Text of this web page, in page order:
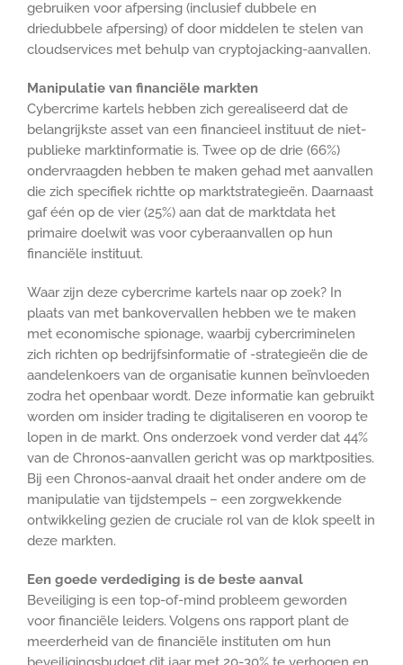
gebruiken voor afpersing (inclusief dubbele en
driedubbele afpersing) of door middelen te stelen van
cloudservices met behulp van cryptojacking-aanvallen.
Manipulatie van financiële markten
Cybercrime kartels hebben zich gerealiseerd dat de
belangrijkste asset van een financieel instituut de niet-
publieke marktinformatie is. Twee op de drie (66%)
ondervraagden hebben te maken gehad met aanvallen
die zich specifiek richtte op marktstrategieën. Daarnaast
gaf één op de vier (25%) aan dat de marktdata het
primaire doelwit was voor cyberaanvallen op hun
financiële instituut.
Waar zijn deze cybercrime kartels naar op zoek? In
plaats van met bankovervallen hebben we te maken
met economische spionage, waarbij cybercriminelen
zich richten op bedrijfsinformatie of -strategieën die de
aandelenkoers van de organisatie kunnen beïnvloeden
zodra het openbaar wordt. Deze informatie kan gebruikt
worden om insider trading te digitaliseren en voorop te
lopen in de markt. Ons onderzoek vond verder dat 44%
van de Chronos-aanvallen gericht was op marktposities.
Bij een Chronos-aanval draait het onder andere om de
manipulatie van tijdstempels – een zorgwekkende
ontwikkeling gezien de cruciale rol van de klok speelt in
deze markten.
Een goede verdediging is de beste aanval
Beveiliging is een top-of-mind probleem geworden
voor financiële leiders. Volgens ons rapport plant de
meerderheid van de financiële instituten om hun